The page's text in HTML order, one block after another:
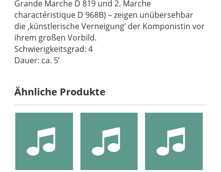
Grande Marche D 819 und 2. Marche
charactéristique D 968B) – zeigen unübersehbar
die ‚künstlerische Verneigung’ der Komponistin vor
ihrem großen Vorbild.
Schwierigkeitsgrad: 4
Dauer: ca. 5’
Ähnliche Produkte